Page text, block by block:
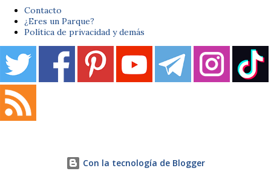
Contacto
¿Eres un Parque?
Política de privacidad y demás
Con la tecnología de Blogger